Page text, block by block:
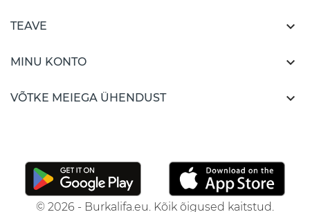
TEAVE 
MINU KONTO 
VÕTKE MEIEGA ÜHENDUST 
© 2026 - Burkalifa.eu. Kõik õigused kaitstud.